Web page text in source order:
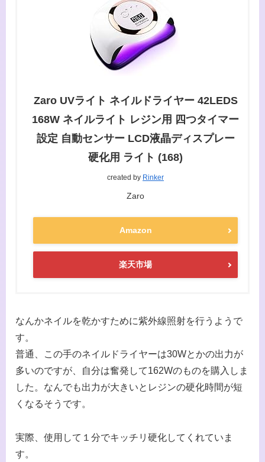
Zaro UVライト ネイルドライヤー 42LEDS
168W ネイルライト レジン用 四つタイマー
設定 自動センサー LCD液晶ディスプレー
硬化用 ライト (168)
created by Rinker
Zaro
Amazon
楽天市場
なんかネイルを乾かすために紫外線照射を行うようで
す。
普通、この手のネイルドライヤーは30Wとかの出力が
多いのですが、自分は奮発して162Wのものを購入しま
した。なんでも出力が大きいとレジンの硬化時間が短
くなるそうです。
実際、使用して１分でキッチリ硬化してくれていま
す。